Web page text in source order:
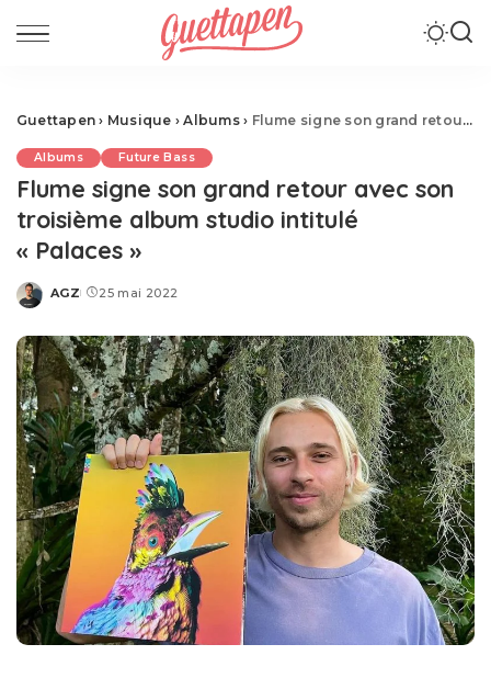
Guettapen › Musique ›Albums› Flume signe son grand retour avec son troisième album studio intitulé « Palaces »
Albums Future Bass
Flume signe son grand retour avec son
troisième album studio intitulé
« Palaces »
Posted
AGZ 25 mai 2022